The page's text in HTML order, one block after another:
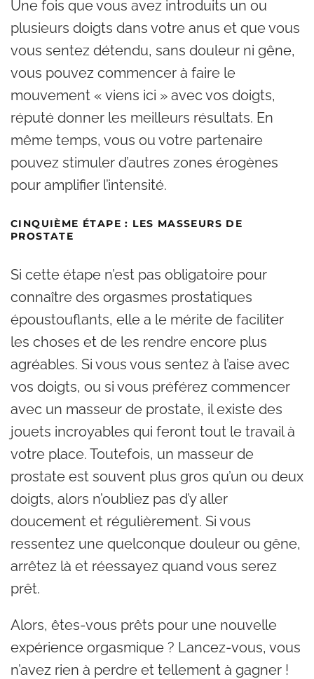
Une fois que vous avez introduits un ou
plusieurs doigts dans votre anus et que vous
vous sentez détendu, sans douleur ni gêne,
vous pouvez commencer à faire le
mouvement « viens ici » avec vos doigts,
réputé donner les meilleurs résultats. En
même temps, vous ou votre partenaire
pouvez stimuler d’autres zones érogènes
pour amplifier l’intensité.
CINQUIÈME ÉTAPE : LES MASSEURS DE
PROSTATE
Si cette étape n’est pas obligatoire pour
connaître des orgasmes prostatiques
époustouflants, elle a le mérite de faciliter
les choses et de les rendre encore plus
agréables. Si vous vous sentez à l’aise avec
vos doigts, ou si vous préférez commencer
avec un masseur de prostate, il existe des
jouets incroyables qui feront tout le travail à
votre place. Toutefois, un masseur de
prostate est souvent plus gros qu’un ou deux
doigts, alors n’oubliez pas d’y aller
doucement et régulièrement. Si vous
ressentez une quelconque douleur ou gêne,
arrêtez là et réessayez quand vous serez
prêt.
Alors, êtes-vous prêts pour une nouvelle
expérience orgasmique ? Lancez-vous, vous
n’avez rien à perdre et tellement à gagner !